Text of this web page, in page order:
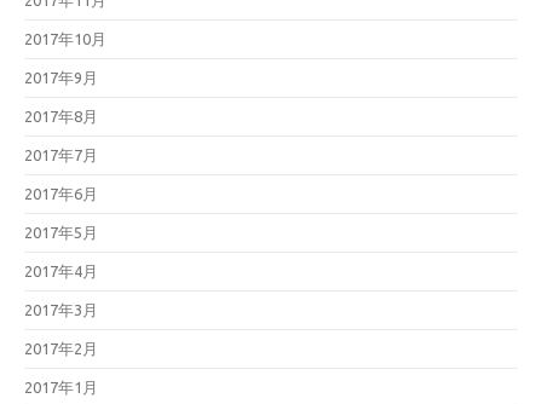
2017年10月
2017年9月
2017年8月
2017年7月
2017年6月
2017年5月
2017年4月
2017年3月
2017年2月
2017年1月